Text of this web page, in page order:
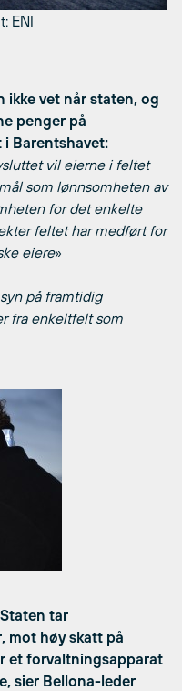
ENI
ikke vet når staten, og
penger på
Barentshavet:
vil eierne i feltet
som lønnsomheten av
for det enkelte
feltet har medført for
eiere»
på framtidig
fra enkeltfelt som
tar
mot høy skatt på
et forvaltningsapparat
sier Bellona-leder